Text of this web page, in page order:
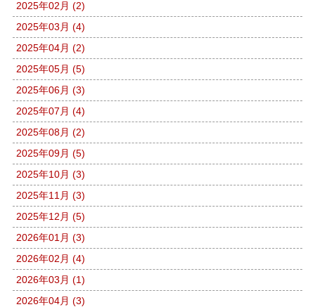
2025年02月 (2)
2025年03月 (4)
2025年04月 (2)
2025年05月 (5)
2025年06月 (3)
2025年07月 (4)
2025年08月 (2)
2025年09月 (5)
2025年10月 (3)
2025年11月 (3)
2025年12月 (5)
2026年01月 (3)
2026年02月 (4)
2026年03月 (1)
2026年04月 (3)